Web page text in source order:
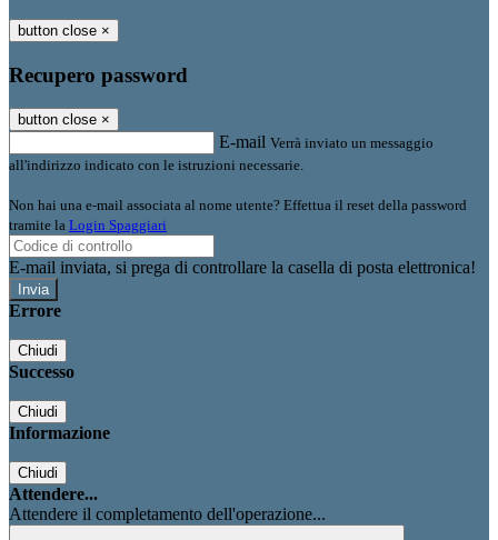
button close ×
Recupero password
button close ×
E-mail Verrà inviato un messaggio
all'indirizzo indicato con le istruzioni necessarie.
Non hai una e-mail associata al nome utente? Effettua il reset della password
tramite la Login Spaggiari
E-mail inviata, si prega di controllare la casella di posta elettronica!
Errore
Chiudi
Successo
Chiudi
Informazione
Chiudi
Attendere...
Attendere il completamento dell'operazione...